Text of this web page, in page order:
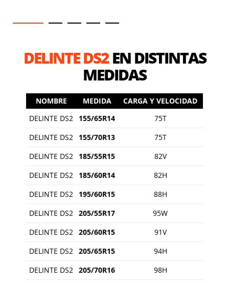
DELINTE DS2EN DISTINTAS
MEDIDAS
NOMBRE MEDIDA
CARGA Y VELOCIDAD
DELINTE DS2
155/65R14
75T
DELINTE DS2
155/70R13
75T
DELINTE DS2
185/55R15
82V
DELINTE DS2
185/60R14
82H
DELINTE DS2
195/60R15
88H
DELINTE DS2 205/55R17
95W
DELINTE DS2 205/60R15
91V
DELINTE DS2 205/65R15
94H
DELINTE DS2 205/70R16
98H